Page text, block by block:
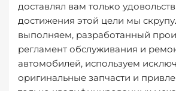
доставлял вам только
достижения этой цели мы
выполняем, разработанный
регламент обслуживания и
автомобилей, используем
оригинальные запчасти и